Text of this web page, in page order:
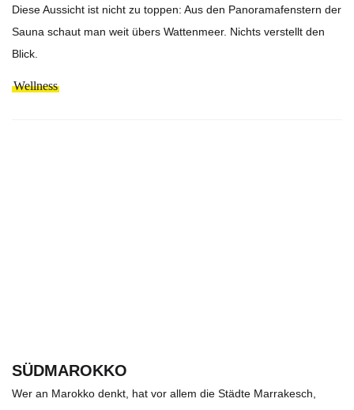
Diese Aussicht ist nicht zu toppen: Aus den Panoramafenstern der
Sauna schaut man weit übers Wattenmeer. Nichts verstellt den
Blick.
Wellness
SÜDMAROKKO
Wer an Marokko denkt, hat vor allem die Städte Marrakesch,